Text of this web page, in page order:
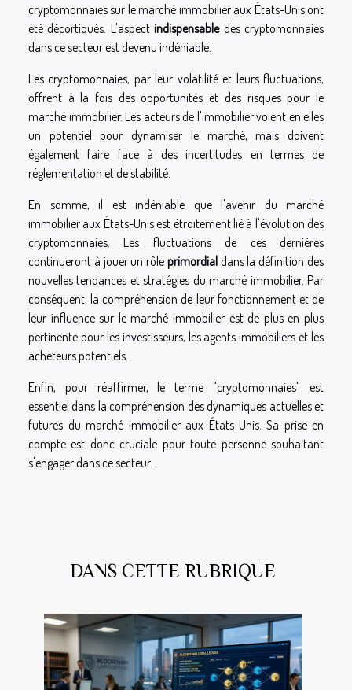
cryptomonnaies sur le marché immobilier aux États-Unis ont
été décortiqués. L'aspectindispensabledes cryptomonnaies
dans ce secteur est devenu indéniable.
Les cryptomonnaies, par leur volatilité et leurs fluctuations,
offrent à la fois des opportunités et des risques pour le
marché immobilier. Les acteurs de l'immobilier voient en elles
un potentiel pour dynamiser le marché, mais doivent
également faire face à des incertitudes en termes de
réglementation et de stabilité.
En somme, il est indéniable que l'avenir du marché
immobilier aux États-Unis est étroitement lié à l'évolution des
cryptomonnaies. Les fluctuations de ces dernières
continueront à jouer un rôle primordialdans la définition des
nouvelles tendances et stratégies du marché immobilier. Par
conséquent, la compréhension de leur fonctionnement et de
leur influence sur le marché immobilier est de plus en plus
pertinente pour les investisseurs, les agents immobiliers et les
acheteurs potentiels.
Enfin, pour réaffirmer, le terme "cryptomonnaies" est
essentiel dans la compréhension des dynamiques actuelles et
futures du marché immobilier aux États-Unis. Sa prise en
compte est donc cruciale pour toute personne souhaitant
s'engager dans ce secteur.
DANS CETTE RUBRIQUE